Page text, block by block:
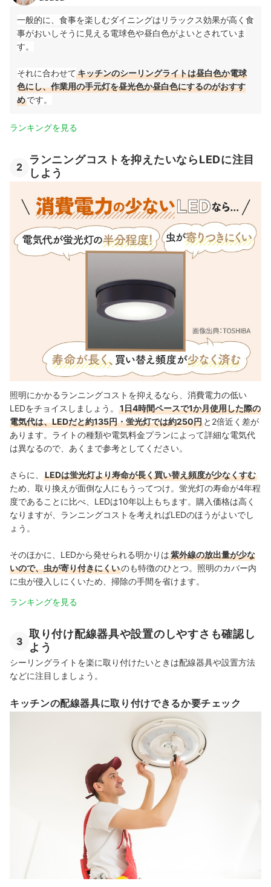
一般的に、食事を楽しむダイニングはリラックス効果が高く食
事がおいしそうに見える電球色や昼白色がよいとされていま
す。
それに合わせてキッチンのシーリングライトは昼白色か電球
色にし、作業用の手元灯を昼光色か昼白色にするのがおすす
めです。
ランキングを見る
2
ランニングコストを抑えたいならLEDに注目
しよう
照明にかかるランニングコストを抑えるなら、消費電力の低い
LEDをチョイスしましょう。
1日4時間ペースで1か月使用した際の
電気代は、LEDだと約135円・蛍光灯では約250円 と2倍近く差が
あります。ライトの種類や電気料金プランによって詳細な電気代
は異なるので、あくまで参考としてください。
さらに、
LEDは蛍光灯より寿命が長く買い替え頻度が少なくすむ
ため、取り換えが面倒な人にもうってつけ。蛍光灯の寿命が4年程
度であることに比べ、LEDは10年以上もちます。購入価格は高く
なりますが、ランニングコストを考えればLEDのほうがよいでし
ょう。
そのほかに、LEDから発せられる明かりは紫外線の放出量が少な
いので、虫が寄り付きにくいのも特徴のひとつ。照明のカバー内
に虫が侵入しにくいため、掃除の手間を省けます。
ランキングを見る
3
取り付け配線器具や設置のしやすさも確認し
よう
シーリングライトを楽に取り付けたいときは配線器具や設置方法
などに注目しましょう。
キッチンの配線器具に取り付けできるか要チェック